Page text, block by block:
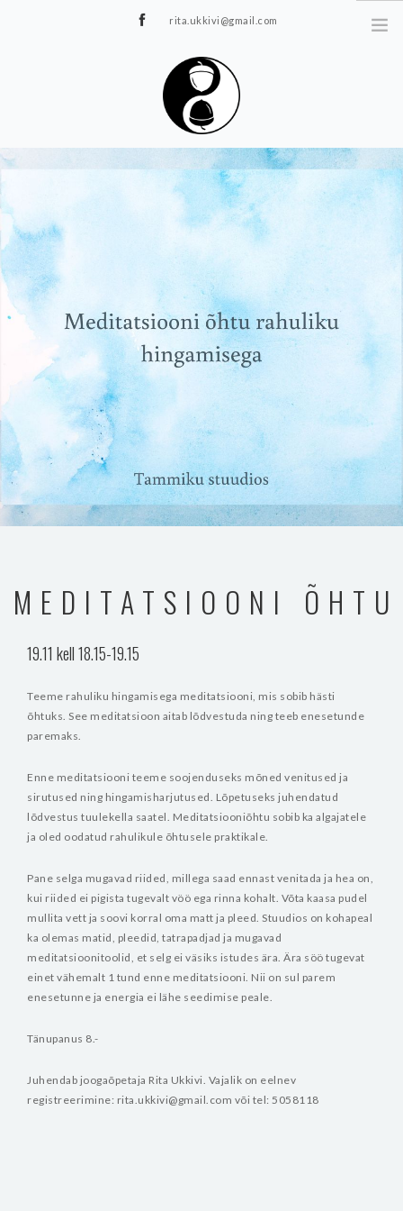
rita.ukkivi@gmail.com
STUUDIOST
TUNNIPLAAN
JOOGA/PILATES
TIIMIDELE
GALERII
KONTAKT
MEDITATSIOONI ÕHTU
19.11 kell 18.15-19.15
Teeme rahuliku hingamisega meditatsiooni, mis sobib hästi
õhtuks. See meditatsioon aitab lõdvestuda ning teeb enesetunde
paremaks.
Enne meditatsiooni teeme soojenduseks mõned venitused ja
sirutused ning hingamisharjutused. Lõpetuseks juhendatud
lõdvestus tuulekella saatel. Meditatsiooniõhtu sobib ka algajatele
ja oled oodatud rahulikule õhtusele praktikale.
Pane selga mugavad riided, millega saad ennast venitada ja hea on,
kui riided ei pigista tugevalt vöö ega rinna kohalt. Võta kaasa pudel
mullita vett ja soovi korral oma matt ja pleed. Stuudios on kohapeal
ka olemas matid, pleedid, tatrapadjad ja mugavad
meditatsioonitoolid, et selg ei väsiks istudes ära. Ära söö tugevat
einet vähemalt 1 tund enne meditatsiooni. Nii on sul parem
enesetunne ja energia ei lähe seedimise peale.
Tänupanus 8.-
Juhendab joogaõpetaja Rita Ukkivi. Vajalik on eelnev
registreerimine: rita.ukkivi@gmail.com või tel: 5058118